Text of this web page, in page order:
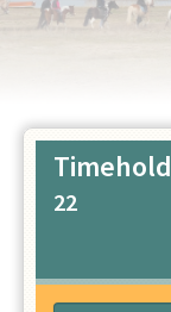
Timehold
22